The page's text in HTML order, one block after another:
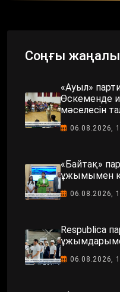
Соңғы
«Ауыл»
Өскеменде
мәселесін
06.08.2026,
«Байтақ»
ұжымымен
06.08.2026,
Respublica
06.08.2026,